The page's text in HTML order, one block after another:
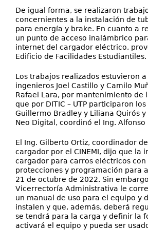
De igual forma, se realizaron
concernientes a la instalación de
para energía y brake. En cuanto a
un punto de acceso inalámbrico
internet del cargador eléctrico,
Edificio de Facilidades Estudiantiles.
Los trabajos realizados estuvieron
ingenieros Joel Castillo y Camilo
Rafael Lara, por mantenimiento de
que por DITIC – UTP participaron
Guillermo Bradley y Liliana Quirós
Neo Digital, coordinó el Ing. Alfonso
El Ing. Gilberto Ortiz, coordinador
cargador por el CINEMI, dijo que la
cargador para carros eléctricos con
protecciones y programación para
21 de octubre de 2022. Sin
Vicerrectoría Administrativa le
un manual de uso para el equipo y
instalen y que, además, deberá
se tendrá para la carga y definir la
activará el equipo y pueda ser